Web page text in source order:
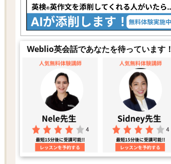
Weblio英会話であなたを待っています！